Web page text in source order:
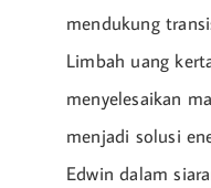
mendukung
Limbah uang
menyelesaikan
menjadi solusi
Edwin dalam